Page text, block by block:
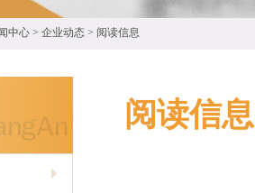
中心 > 企业动态 > 阅读信息
阅读信息